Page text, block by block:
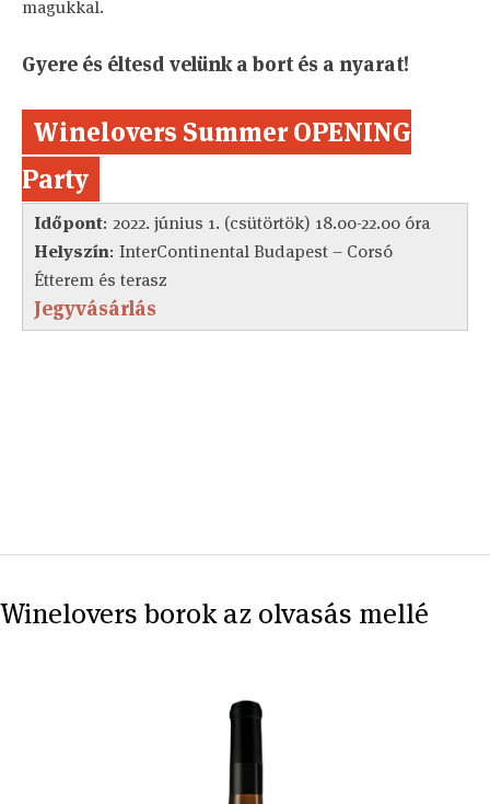
magukkal.
Gyere és éltesd velünk a bort és a nyarat!
Winelovers Summer OPENING
Party
Időpont: 2022. június 1. (csütörtök) 18.00-22.00 óra
Helyszín: InterContinental Budapest – Corsó
Étterem és terasz
Jegyvásárlás
Winelovers borok az olvasás mellé